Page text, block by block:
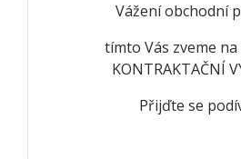
Vážení obchodní
tímto Vás zveme
KONTRAKTAČNÍ
Přijďte se